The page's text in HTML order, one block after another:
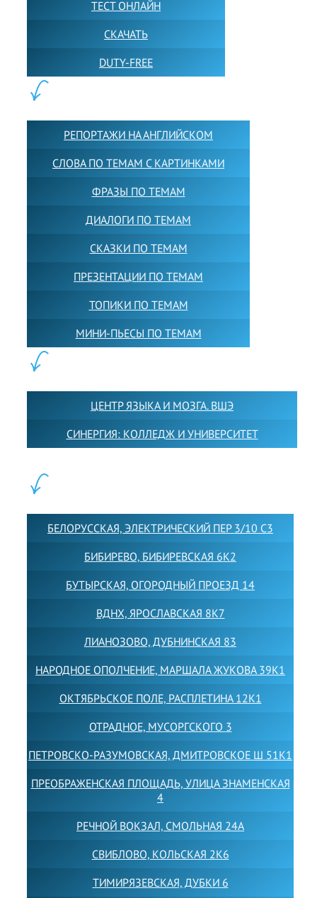
ТЕСТ ОНЛАЙН
СКАЧАТЬ
DUTY-FREE
РЕПОРТАЖИ НА АНГЛИЙСКОМ
СЛОВА ПО ТЕМАМ С КАРТИНКАМИ
ФРАЗЫ ПО ТЕМАМ
ДИАЛОГИ ПО ТЕМАМ
СКАЗКИ ПО ТЕМАМ
ПРЕЗЕНТАЦИИ ПО ТЕМАМ
ТОПИКИ ПО ТЕМАМ
МИНИ-ПЬЕСЫ ПО ТЕМАМ
ЦЕНТР ЯЗЫКА И МОЗГА. ВШЭ
СИНЕРГИЯ: КОЛЛЕДЖ И УНИВЕРСИТЕТ
БЕЛОРУССКАЯ, ЭЛЕКТРИЧЕСКИЙ ПЕР 3/10 С3
БИБИРЕВО, БИБИРЕВСКАЯ 6К2
БУТЫРСКАЯ, ОГОРОДНЫЙ ПРОЕЗД 14
ВДНХ, ЯРОСЛАВСКАЯ 8К7
ЛИАНОЗОВО, ДУБНИНСКАЯ 83
НАРОДНОЕ ОПОЛЧЕНИЕ, МАРШАЛА ЖУКОВА 39К1
ОКТЯБРЬСКОЕ ПОЛЕ, РАСПЛЕТИНА 12К1
ОТРАДНОЕ, МУСОРГСКОГО 3
ПЕТРОВСКО-РАЗУМОВСКАЯ, ДМИТРОВСКОЕ Ш 51К1
ПРЕОБРАЖЕНСКАЯ ПЛОЩАДЬ, УЛИЦА ЗНАМЕНСКАЯ
4
РЕЧНОЙ ВОКЗАЛ, СМОЛЬНАЯ 24А
СВИБЛОВО, КОЛЬСКАЯ 2К6
ТИМИРЯЗЕВСКАЯ, ДУБКИ 6